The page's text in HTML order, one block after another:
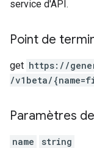
service d'API.
Point de
get https: / /
/v1beta/
Paramètres
name string